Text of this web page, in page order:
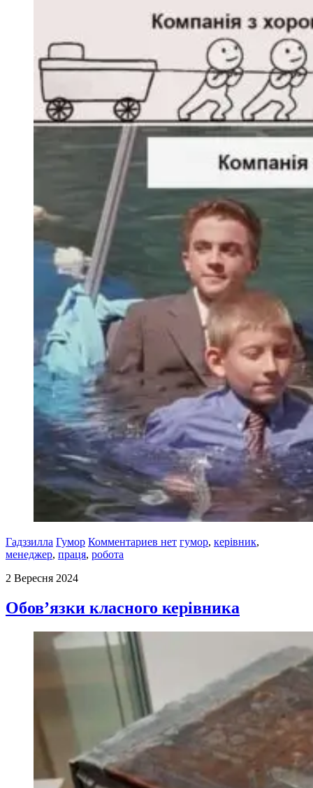
Гадззилла Гумор Комментариев нет гумор, керівник,
менеджер, праця, робота
2 Вересня 2024
Обов’язки класного керівника